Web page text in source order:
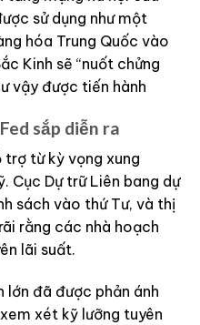
sử dụng như một
hóa Trung Quốc vào
Kinh sẽ “nuốt chửng
vậy được tiến hành
sắp diễn ra
trợ từ kỳ vọng xung
Cục Dự trữ Liên bang dự
sách vào thứ Tư, và thị
rằng các nhà hoạch
lãi suất.
lớn đã được phản ánh
xét kỹ lưỡng tuyên